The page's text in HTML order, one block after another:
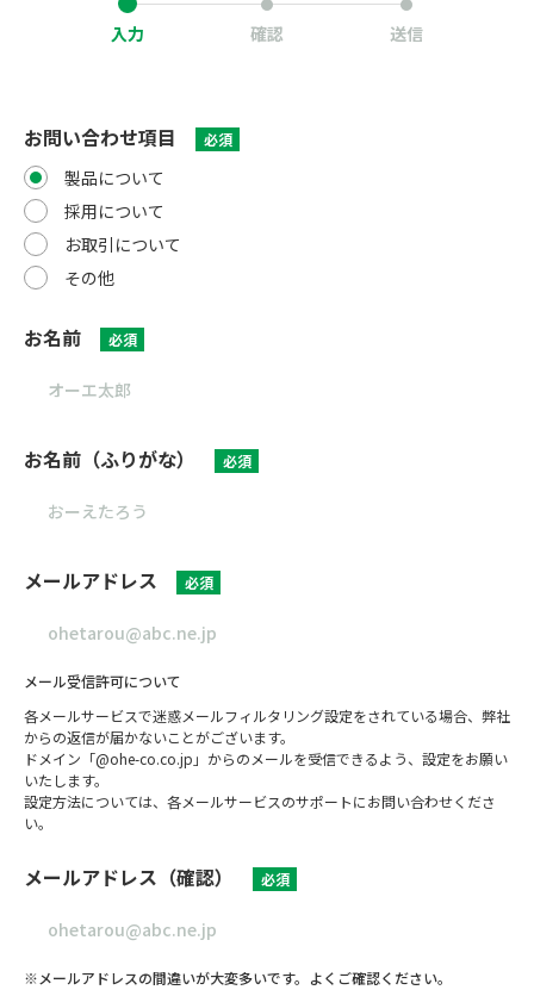
入力 確認 送信
お問い合わせ項目 必須
製品について
採用について
お取引について
その他
お名前 必須
お名前（ふりがな） 必須
メールアドレス 必須
メール受信許可について
各メールサービスで迷惑メールフィルタリング設定をされている場合、弊社
からの返信が届かないことがございます。
ドメイン「@ohe-co.co.jp」からのメールを受信できるよう、設定をお願い
いたします。
設定方法については、各メールサービスのサポートにお問い合わせくださ
い。
メールアドレス（確認） 必須
※メールアドレスの間違いが大変多いです。よくご確認ください。